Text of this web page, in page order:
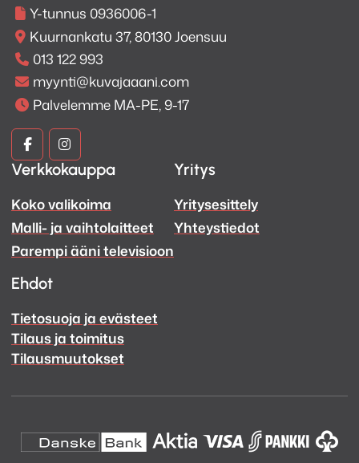
Y-tunnus 0936006-1
Kuurnankatu 37, 80130 Joensuu
013 122 993
myynti@kuvajaaani.com
Palvelemme MA-PE, 9-17
Kuva
ja
Ääni
Facebook
Kuva
ja
Ääni
Instagram
Verkkokauppa
Koko valikoima
Malli- ja vaihtolaitteet
Parempi ääni televisioon
Yritys
Yritysesittely
Yhteystiedot
Ehdot
Tietosuoja ja evästeet
Tilaus ja toimitus
Tilausmuutokset